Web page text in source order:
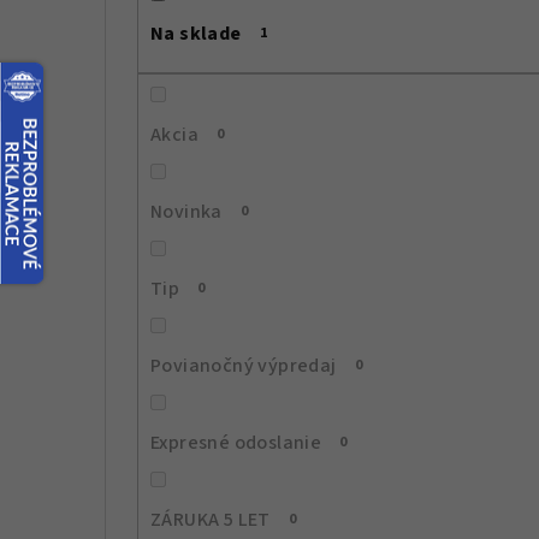
Na sklade 1
Akcia 0
Novinka 0
Tip 0
Povianočný výpredaj 0
Expresné odoslanie 0
ZÁRUKA 5 LET 0